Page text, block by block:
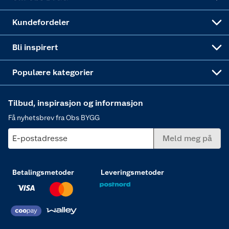
Kundefordeler
Bli inspirert
Populære kategorier
Tilbud, inspirasjon og informasjon
Få nyhetsbrev fra Obs BYGG
E-postadresse Meld meg på
Betalingsmetoder Leveringsmetoder